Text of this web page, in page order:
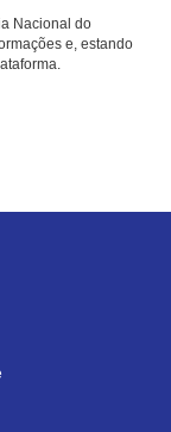
Nacional do
e, estando